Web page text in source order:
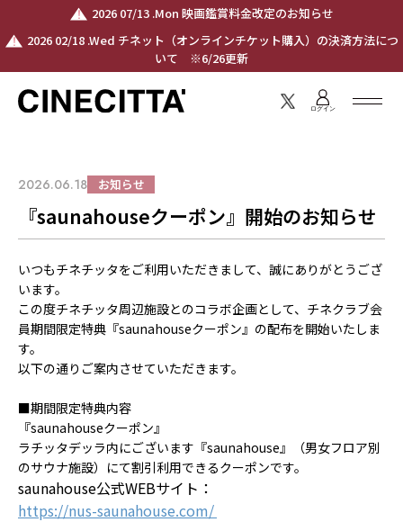
2026 07/13 .Mon 映画鑑賞料金改定のお知らせ
2026 02/18 .Wed チネット（オンラインチケット購入）の決済方法につ
いて ※6/26更新
ログイン
2026.06.18 お知らせ
『saunahouseクーポン』開始のお知らせ
いつもチネチッタをご利用いただきまして、誠にありがとうござ
います。
この度チネチッタ周辺施設とのコラボ企画として、チネクラブ会
員期間限定特典『saunahouseクーポン』の配布を開始いたしま
す。
以下の通りご案内させていただきます。
■期間限定特典内容
『saunahouseクーポン』
ラチッタデッラ内にございます『saunahouse』（男女フロア別
のサウナ施設）にて割引利用できるクーポンです。
saunahouse公式WEBサイト：
https://nus-saunahouse.com/